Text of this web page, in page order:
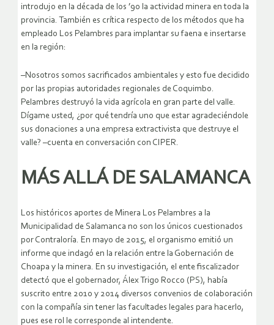
introdujo en la década de los ’90 la actividad minera en toda la
provincia. También es crítica respecto de los métodos que ha
empleado Los Pelambres para implantar su faena e insertarse
en la región:
–Nosotros somos sacrificados ambientales y esto fue decidido
por las propias autoridades regionales de Coquimbo.
Pelambres destruyó la vida agrícola en gran parte del valle.
Dígame usted, ¿por qué tendría uno que estar agradeciéndole
sus donaciones a una empresa extractivista que destruye el
valle? –cuenta en conversación con CIPER.
MÁS ALLÁ DE SALAMANCA
Los históricos aportes de Minera Los Pelambres a la
Municipalidad de Salamanca no son los únicos cuestionados
por Contraloría. En mayo de 2015, el organismo emitió un
informe que indagó en la relación entre la Gobernación de
Choapa y la minera. En su investigación, el ente fiscalizador
detectó que el gobernador, Álex Trigo Rocco (PS), había
suscrito entre 2010 y 2014 diversos convenios de colaboración
con la compañía sin tener las facultades legales para hacerlo,
pues ese rol le corresponde al intendente.